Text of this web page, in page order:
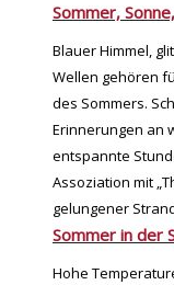
Sommer,
Blauer Himmel,
Wellen gehören
des Sommers.
Erinnerungen an
entspannte
Assoziation mit
gelungener
Sommer in der
Hohe